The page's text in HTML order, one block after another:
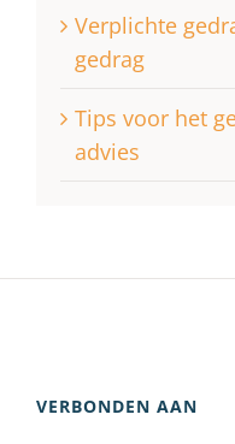
Verplichte
gedrag
Tips voor het
advies
VERBONDEN AAN